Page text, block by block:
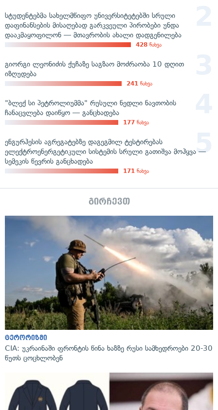
სტუდენტებმა სახელმწიფო უნივერსიტეტებში სრული
დაფინანსების მისაღებად გარკვეული პირობები უნდა
დააკმაყოფილონ — მთავრობის ახალი დადგენილება
428 ნახვა
გიორგი ლეონიძის ქუჩაზე საგზაო მოძრაობა 10 დღით
იზღუდება
241 ნახვა
"ბლექ სი პეტროლიუმმა" რუსული ნედლი ნავთობის
ჩანაცვლება დაიწყო — განცხადება
177 ნახვა
ენგურჰესის აგრეგატებზე დაგეგმილ ტესტირებას
ელექტროენერგეტიკული სისტემის სრული გათიშვა მოჰყვა —
სემეკის წევრის განცხადება
171 ნახვა
გირჩევთ
ტერორიზმი
CIA: უკრაინაში ფრონტის წინა ხაზზე რუსი სამხედროები 20-30
წუთს ცოცხლობენ